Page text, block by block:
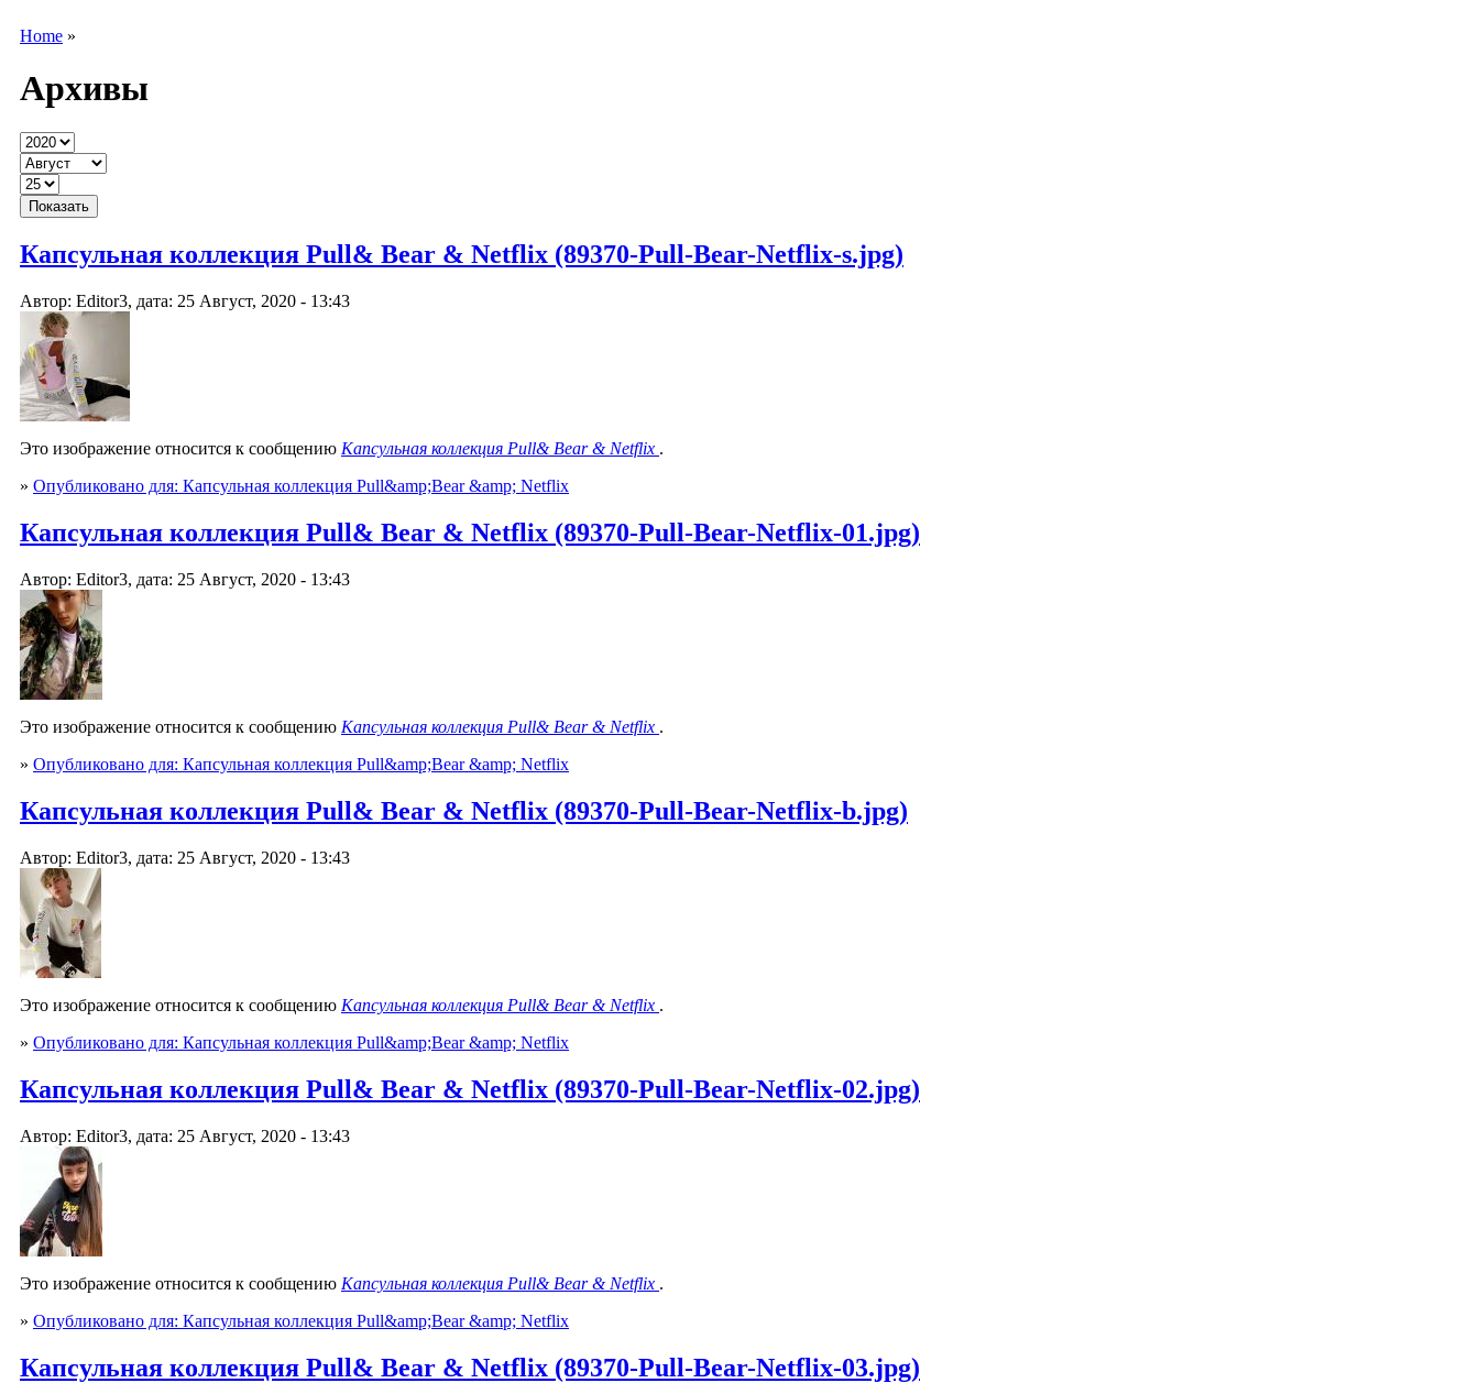
Home »
Архивы
Капсульная коллекция Pull& Bear & Netflix (89370-Pull-Bear-Netflix-s.jpg)
Автор: Editor3, дата: 25 Август, 2020 - 13:43
Это изображение относится к сообщению Капсульная коллекция Pull& Bear & Netflix .
» Опубликовано для: Капсульная коллекция Pull&amp;Bear &amp; Netflix
Капсульная коллекция Pull& Bear & Netflix (89370-Pull-Bear-Netflix-01.jpg)
Автор: Editor3, дата: 25 Август, 2020 - 13:43
Это изображение относится к сообщению Капсульная коллекция Pull& Bear & Netflix .
» Опубликовано для: Капсульная коллекция Pull&amp;Bear &amp; Netflix
Капсульная коллекция Pull& Bear & Netflix (89370-Pull-Bear-Netflix-b.jpg)
Автор: Editor3, дата: 25 Август, 2020 - 13:43
Это изображение относится к сообщению Капсульная коллекция Pull& Bear & Netflix .
» Опубликовано для: Капсульная коллекция Pull&amp;Bear &amp; Netflix
Капсульная коллекция Pull& Bear & Netflix (89370-Pull-Bear-Netflix-02.jpg)
Автор: Editor3, дата: 25 Август, 2020 - 13:43
Это изображение относится к сообщению Капсульная коллекция Pull& Bear & Netflix .
» Опубликовано для: Капсульная коллекция Pull&amp;Bear &amp; Netflix
Капсульная коллекция Pull& Bear & Netflix (89370-Pull-Bear-Netflix-03.jpg)